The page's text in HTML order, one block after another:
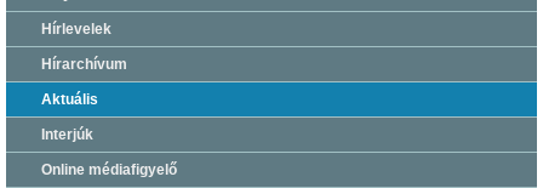
Hírlevelek
Hírarchívum
Aktuális
Interjúk
Online médiafigyelő